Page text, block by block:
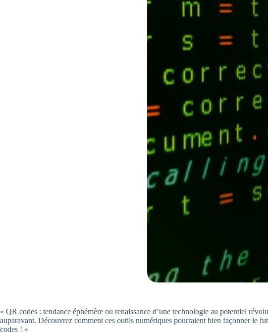
« QR codes : tendance éphémère ou renaissance d’une technologie au potentiel
auparavant. Découvrez comment ces outils numériques pourraient bien façonner le
codes ! »